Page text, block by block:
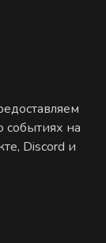
событиях на
Discord и